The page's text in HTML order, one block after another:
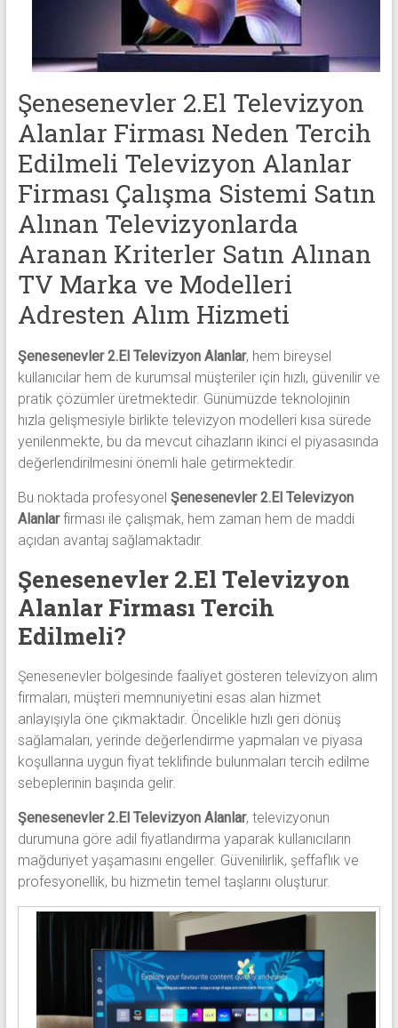
yapıyor
Şenesenevler 2.El Televizyon
Alanlar Firması Neden Tercih
Edilmeli Televizyon Alanlar
Firması Çalışma Sistemi Satın
Alınan Televizyonlarda
Aranan Kriterler Satın Alınan
TV Marka ve Modelleri
Adresten Alım Hizmeti
Şenesenevler 2.El Televizyon Alanlar, hem bireysel
kullanıcılar hem de kurumsal müşteriler için hızlı, güvenilir ve
pratik çözümler üretmektedir. Günümüzde teknolojinin
hızla gelişmesiyle birlikte televizyon modelleri kısa sürede
yenilenmekte, bu da mevcut cihazların ikinci el piyasasında
değerlendirilmesini önemli hale getirmektedir.
Bu noktada profesyonel Şenesenevler 2.El Televizyon
Alanlarfirması ile çalışmak, hem zaman hem de maddi
açıdan avantaj sağlamaktadır.
Şenesenevler 2.El Televizyon
Alanlar Firması Tercih
Edilmeli?
Şenesenevler bölgesinde faaliyet gösteren televizyon alım
firmaları, müşteri memnuniyetini esas alan hizmet
anlayışıyla öne çıkmaktadır. Öncelikle hızlı geri dönüş
sağlamaları, yerinde değerlendirme yapmaları ve piyasa
koşullarına uygun fiyat teklifinde bulunmaları tercih edilme
sebeplerinin başında gelir.
Şenesenevler 2.El Televizyon Alanlar, televizyonun
durumuna göre adil fiyatlandırma yaparak kullanıcıların
mağduriyet yaşamasını engeller. Güvenilirlik, şeffaflık ve
profesyonellik, bu hizmetin temel taşlarını oluşturur.